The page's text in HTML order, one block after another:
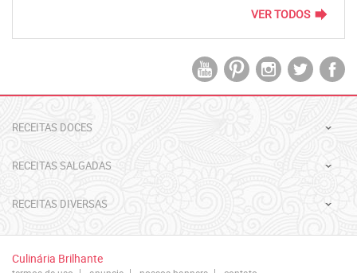
VER TODOS forward
RECEITAS DOCES
RECEITAS SALGADAS
RECEITAS DIVERSAS
Culinária Brilhante